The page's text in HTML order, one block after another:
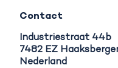
Contact
Industriestraat 44b
7482 EZ
Nederland